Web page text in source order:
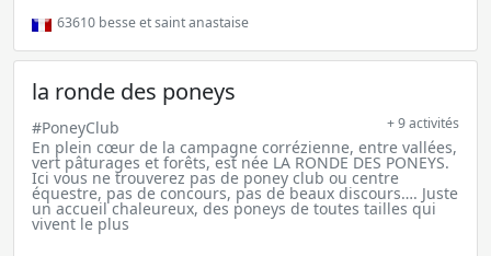
63610 besse et saint anastaise
la ronde des poneys
#PoneyClub + 9 activités
En plein cœur de la campagne corrézienne, entre vallées,
vert pâturages et forêts, est née LA RONDE DES PONEYS.
Ici vous ne trouverez pas de poney club ou centre
équestre, pas de concours, pas de beaux discours…. Juste
un accueil chaleureux, des poneys de toutes tailles qui
vivent le plus